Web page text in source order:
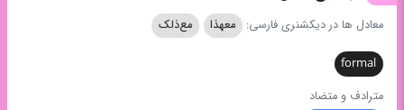
معادل ها در دیکشنری فارسی: معهذا مع‌ذلک
formal
مترادف و متضاد